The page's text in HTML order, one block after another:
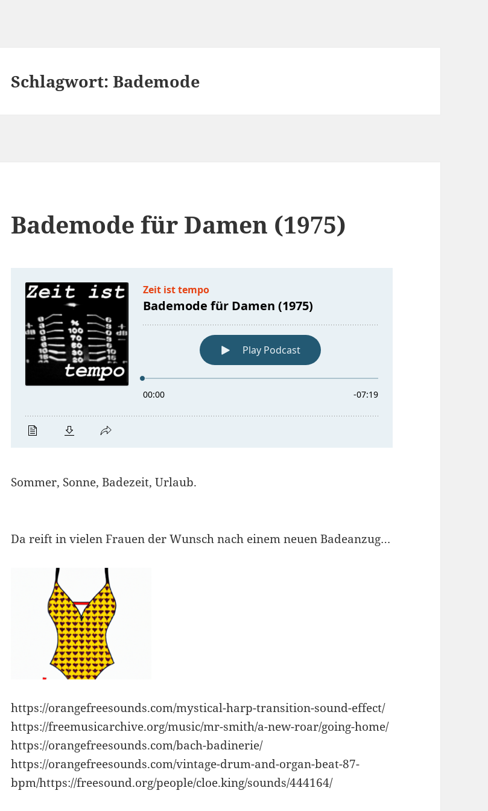
Schlagwort:Bademode
Bademode für Damen (1975)
Sommer, Sonne, Badezeit, Urlaub.
Da reift in vielen Frauen der Wunsch nach einem neuen Badeanzug…
https://orangefreesounds.com/mystical-harp-transition-sound-effect/
https://freemusicarchive.org/music/mr-smith/a-new-roar/going-home/
https://orangefreesounds.com/bach-badinerie/
https://orangefreesounds.com/vintage-drum-and-organ-beat-87-
bpm/https://freesound.org/people/cloe.king/sounds/444164/